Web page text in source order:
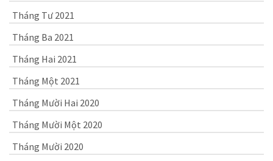
Tháng Tư 2021
Tháng Ba 2021
Tháng Hai 2021
Tháng Một 2021
Tháng Mười Hai 2020
Tháng Mười Một 2020
Tháng Mười 2020